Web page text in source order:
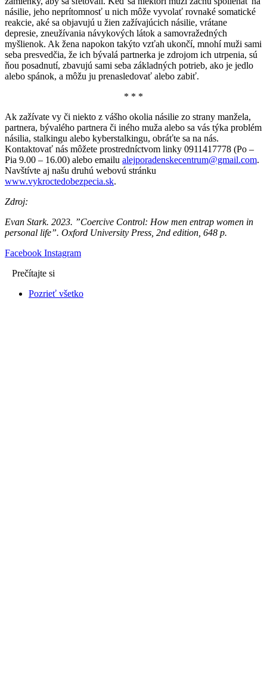
násilie, jeho neprítomnosť u nich môže vyvolať rovnaké somatické
reakcie, aké sa objavujú u žien zažívajúcich násilie, vrátane
depresie, zneužívania návykových látok a samovražedných
myšlienok. Ak žena napokon takýto vzťah ukončí, mnohí muži sami
seba presvedčia, že ich bývalá partnerka je zdrojom ich utrpenia, sú
ňou posadnutí, zbavujú sami seba základných potrieb, ako je jedlo
alebo spánok, a môžu ju prenasledovať alebo zabiť.
* * *
Ak zažívate vy či niekto z vášho okolia násilie zo strany manžela,
partnera, bývalého partnera či iného muža alebo sa vás týka problém
násilia, stalkingu alebo kyberstalkingu, obráťte sa na nás.
Kontaktovať nás môžete prostredníctvom linky 0911417778 (Po –
Pia 9.00 – 16.00) alebo emailu alejporadenskecentrum@gmail.com.
Navštívte aj našu druhú webovú stránku
www.vykroctedobezpecia.sk.
Zdroj:
Evan Stark. 2023. ”Coercive Control: How men entrap women in
personal life”. Oxford University Press, 2nd edition, 648 p.
Facebook Instagram
Prečítajte si
Pozrieť všetko